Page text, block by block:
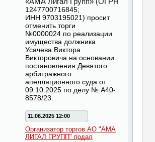
1247700716845;
ИНН 9703195021) просит
отменить торги
№0000024 по реализации
имущества должника
Усачева Виктора
Викторовича на основании
постановления Девятого
арбитражного
апелляционного суда от
09.10.2025 по делу № А40-
8578/23.
11.06.2025 12:00
Организатор торгов АО "АМА
ЛИГАЛ ГРУПП" подал